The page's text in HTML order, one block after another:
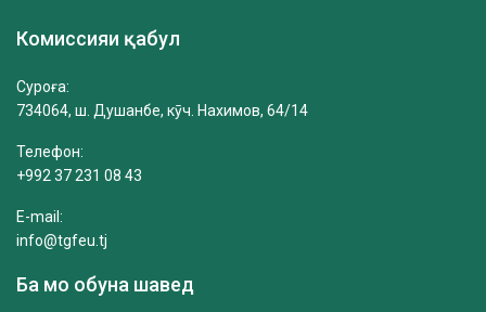
Комиссияи қабул
Суроға:
734064, ш. Душанбе, кӯч. Нахимов, 64/14
Телефон:
+992 37 231 08 43
E-mail:
info@tgfeu.tj
Ба мо обуна шавед